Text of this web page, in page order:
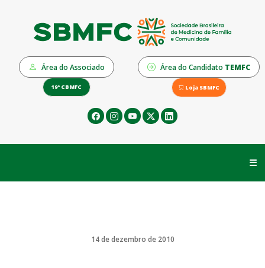
Área do Associado Área do Candidato TEMFC
19º CBMFC Loja SBMFC
☰
14 de dezembro de 2010